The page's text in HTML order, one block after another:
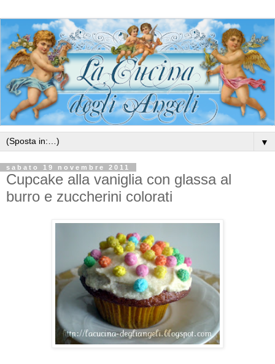
▼
sabato 19 novembre 2011
Cupcake alla vaniglia con glassa al
burro e zuccherini colorati